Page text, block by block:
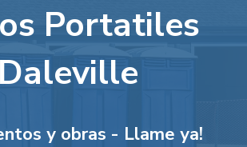
Portatiles
Daleville
y obras - Llame ya!